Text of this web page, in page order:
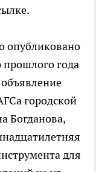
опубликовано
прошлого года
объявление
городской
Богданова,
для